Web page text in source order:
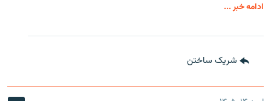
ادامه خبر ...
شریک ساختن